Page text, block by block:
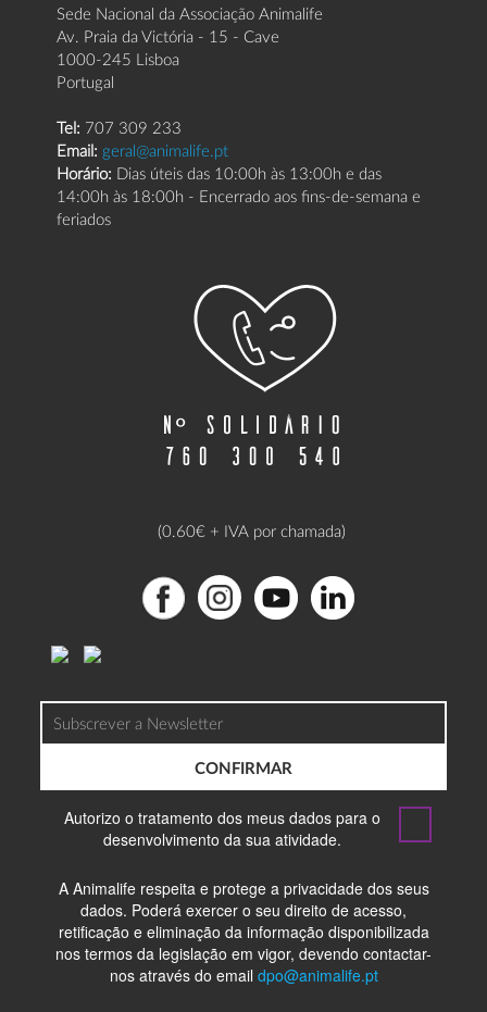
Sede Nacional da Associação Animalife
Av. Praia da Victória - 15 - Cave
1000-245 Lisboa
Portugal
Tel: 707 309 233
Email: geral@animalife.pt
Horário: Dias úteis das 10:00h às 13:00h e das
14:00h às 18:00h - Encerrado aos fins-de-semana e
feriados
(0.60€ + IVA por chamada)
CONFIRMAR
Autorizo o tratamento dos meus dados para o
desenvolvimento da sua atividade.
A Animalife respeita e protege a privacidade dos seus
dados. Poderá exercer o seu direito de acesso,
retificação e eliminação da informação disponibilizada
nos termos da legislação em vigor, devendo contactar-
nos através do email dpo@animalife.pt